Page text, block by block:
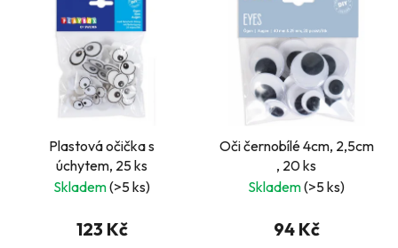
Plastová očička s
úchytem, 25 ks
Skladem(>5 ks)
123 Kč
Oči černobílé 4cm, 2,5cm
, 20 ks
Skladem(>5 ks)
94 Kč